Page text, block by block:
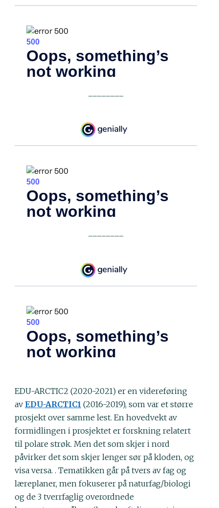
EDU-ARCTIC2 (2020-2021) er en videreføring
av EDU-ARCTIC1 (2016-2019), som var et større
prosjekt over samme lest. En hovedvekt av
formidlingen i prosjektet er forskning relatert
til polare strøk. Men det som skjer i nord
påvirker det som skjer lenger sør på kloden, og
visa versa. . Tematikken går på tvers av fag og
læreplaner, men fokuserer på naturfag/biologi
og de 3 tverrfaglig overordnede